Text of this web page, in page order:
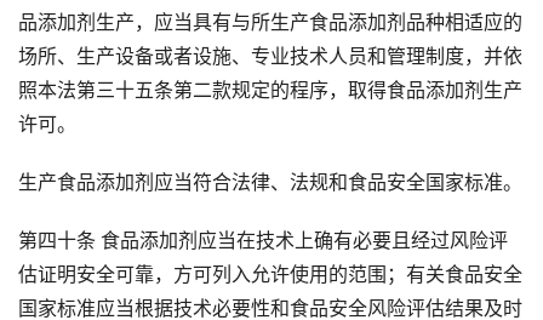
品添加剂生产，应当具有与所生产食品添加剂品种相适应的
场所、生产设备或者设施、专业技术人员和管理制度，并依
照本法第三十五条第二款规定的程序，取得食品添加剂生产
许可。
生产食品添加剂应当符合法律、法规和食品安全国家标准。
第四十条 食品添加剂应当在技术上确有必要且经过风险评
估证明安全可靠，方可列入允许使用的范围；有关食品安全
国家标准应当根据技术必要性和食品安全风险评估结果及时